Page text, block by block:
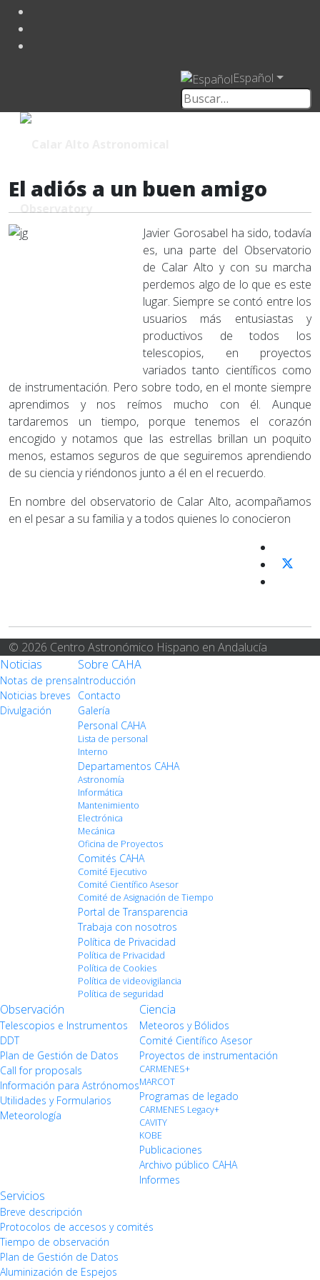
Español
El adiós a un buen amigo
Javier Gorosabel ha sido, todavía
es, una parte del Observatorio
de Calar Alto y con su marcha
perdemos algo de lo que es este
lugar. Siempre se contó entre los
usuarios más entusiastas y
productivos de todos los
telescopios, en proyectos
variados tanto científicos como
de instrumentación. Pero sobre todo, en el monte siempre
aprendimos y nos reímos mucho con él. Aunque
tardaremos un tiempo, porque tenemos el corazón
encogido y notamos que las estrellas brillan un poquito
menos, estamos seguros de que seguiremos aprendiendo
de su ciencia y riéndonos junto a él en el recuerdo.
En nombre del observatorio de Calar Alto, acompañamos
en el pesar a su familia y a todos quienes lo conocieron
© 2026 Centro Astronómico Hispano en Andalucía
Noticias
Notas de prensa
Noticias breves
Divulgación
Sobre CAHA
Introducción
Contacto
Galería
Personal CAHA
Lista de personal
Interno
Departamentos CAHA
Astronomía
Informática
Mantenimiento
Electrónica
Mecánica
Oficina de Proyectos
Comités CAHA
Comité Ejecutivo
Comité Científico Asesor
Comité de Asignación de Tiempo
Portal de Transparencia
Trabaja con nosotros
Política de Privacidad
Política de Privacidad
Política de Cookies
Política de videovigilancia
Política de seguridad
Observación
Telescopios e Instrumentos
DDT
Plan de Gestión de Datos
Call for proposals
Información para Astrónomos
Utilidades y Formularios
Meteorología
Ciencia
Meteoros y Bólidos
Comité Científico Asesor
Proyectos de instrumentación
CARMENES+
MARCOT
Programas de legado
CARMENES Legacy+
CAVITY
KOBE
Publicaciones
Archivo público CAHA
Informes
Servicios
Breve descripción
Protocolos de accesos y comités
Tiempo de observación
Plan de Gestión de Datos
Aluminización de Espejos